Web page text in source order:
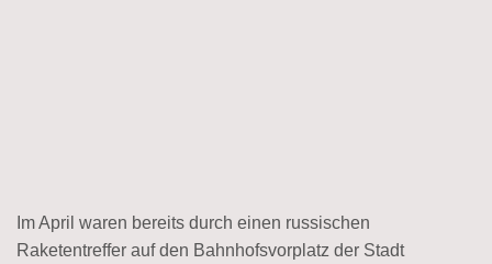
Im April waren bereits durch einen russischen
Raketentreffer auf den Bahnhofsvorplatz der Stadt